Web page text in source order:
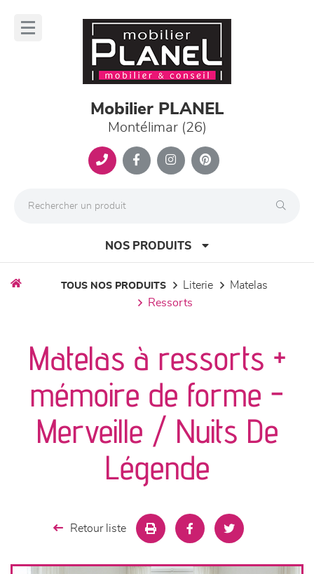
Mobilier PLANEL
Montélimar (26)
NOS PRODUITS
séjours
meubles de complément
chambres et dressing
TOUS NOS PRODUITS literie
matelas
ressorts
Matelas à ressorts +
mémoire de forme -
Merveille / Nuits De
Légende
Retour liste